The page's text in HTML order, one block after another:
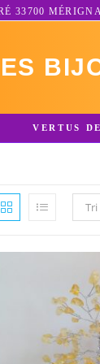
33700
VERTUS